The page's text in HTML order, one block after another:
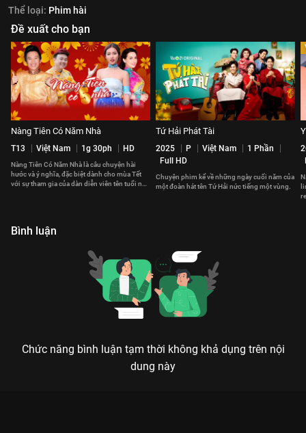
Thể loại: Phim hài
Đề xuất cho bạn
Nàng Tiên Có Năm Nhà
T13 Việt Nam 1g 30ph HD
​Nàng Tiên Có Năm Nhà là câu chuyện hài
hước và ý nghĩa, đặc biệt dành cho mùa Tết
với sự tham gia của dàn diễn viên tên tuổi như
Tứ Hải Phát Tài
2025 P Việt Nam
1 Phần
Full HD
Chuyện phim kể về những ngày cuối năm của
một đoàn hát tên Tứ Hải nức tiếng một vùng.
Bình luận
Chức năng bình luận tạm thời không khả dụng trên nội
dung này